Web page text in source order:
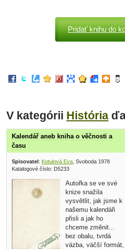
Pridať knihu do
V kategórii História
Kalendář aneb kniha o věčnosti a
času
Spisovatel: Kotulová Eva , Svoboda 1978
Katalogové číslo: D5233
Autořka se ve své
knize snažila
vysvětlit, jak jsme k
našemu kalendáři
přisli a jak ho
chceme změnit...
bez obalu, tvrdá
väzba, väčší formát,